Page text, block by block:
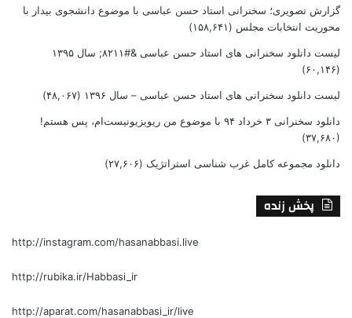
گزارش تصویری؛ سخنرانی استاد حسن عباسی با موضوع دانشجوی بیدار با
محوریت انتخابات مجلس (۱۵۸,۶۴۱)
لیست دانلود سخنرانی های استاد حسن عباسی &#۸۲۱۱; سال ۱۳۹۵
(۶۰,۱۴۶)
لیست دانلود سخنرانی های استاد حسن عباسی – سال ۱۳۹۶ (۴۸,۰۶۷)
دانلود سخنرانی ۳ خرداد ۹۴ با موضوع من ریویزیونیست‌ام، پس هستم!
(۳۷,۶۸۰)
دانلود مجموعه کامل غرب شناسی استراتژیک (۲۷,۶۰۶)
پخش زنده
http://instagram.com/hasanabbasi.live
http://rubika.ir/Habbasi_ir
http://aparat.com/hasanabbasi_ir/live